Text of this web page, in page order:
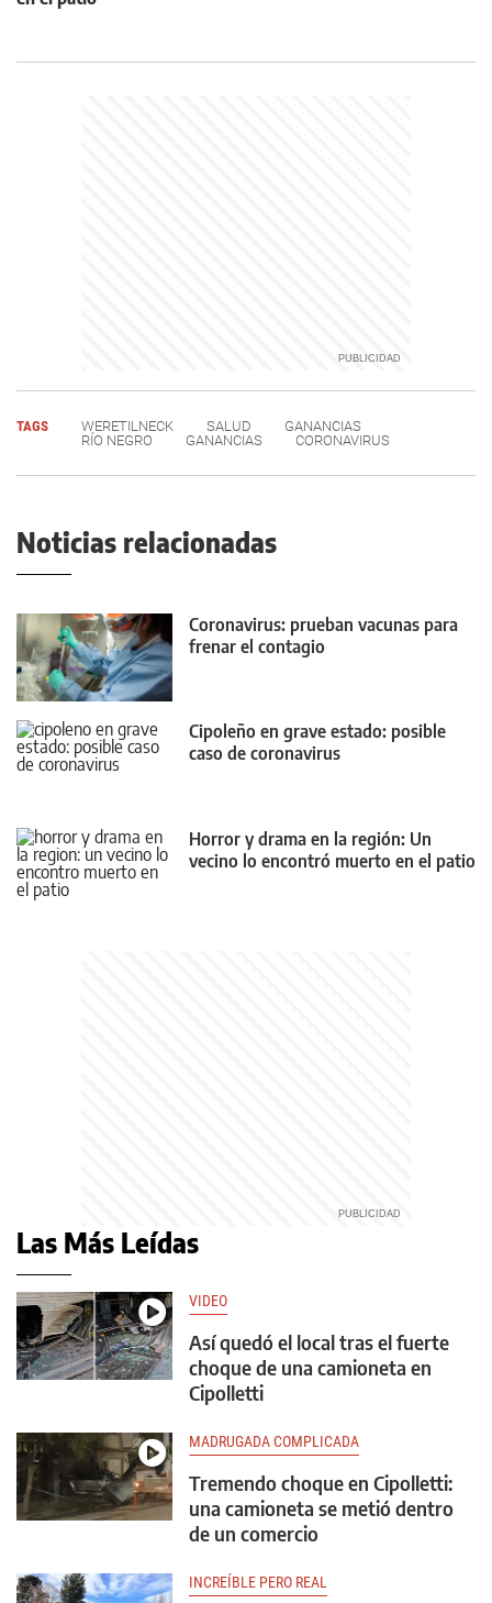
TAGS WERETILNECK SALUD
GANANCIAS
RÍO NEGRO
GANANCIAS CORONAVIRUS
Noticias relacionadas
Coronavirus: prueban vacunas para
frenar el contagio
Cipoleño en grave estado: posible
caso de coronavirus
Horror y drama en la región: Un
vecino lo encontró muerto en el patio
Las Más Leídas
VIDEO
Así quedó el local tras el fuerte
choque de una camioneta en
Cipolletti
MADRUGADA COMPLICADA
Tremendo choque en Cipolletti:
una camioneta se metió dentro
de un comercio
INCREÍBLE PERO REAL